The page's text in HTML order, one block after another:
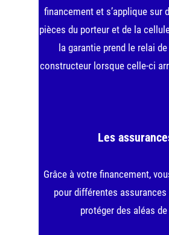
financement et s’applique sur
pièces du porteur et de la
la garantie prend le relai
constructeur lorsque celle-ci
Les
Grâce à votre financement,
pour différentes assurances
protéger des aléas